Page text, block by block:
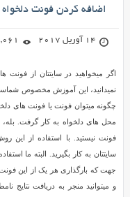
اضافه کردن فونت
14 آوریل 2017 2,061
اگر میخواهید در سایتتان از فونت
نمیدانید، این آموزش مخصوص
محل های دلخواه به کار گرفت.
فونت نیستید. با استفاده از این
جهت که بارگذاری هر یک از این فونت
و میتوانید منجر به دریافت نتایج